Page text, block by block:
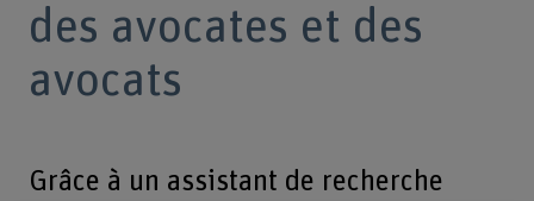
des avocates et des
avocats
Grâce à un assistant de recherche